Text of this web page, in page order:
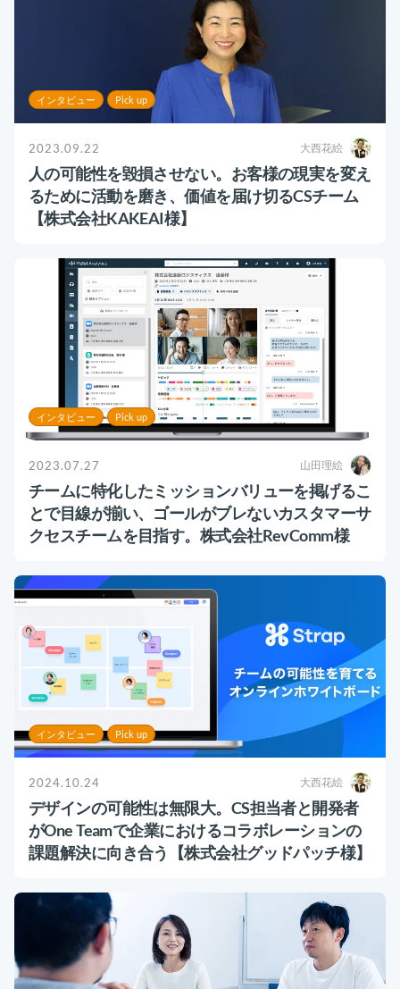
インタビュー Pick up
2023.09.22 大西花絵
人の可能性を毀損させない。お客様の現実を変え
るために活動を磨き、価値を届け切るCSチーム
【株式会社KAKEAI様】
インタビュー Pick up
2023.07.27 山田理絵
チームに特化したミッションバリューを掲げるこ
とで目線が揃い、ゴールがブレないカスタマーサ
クセスチームを目指す。株式会社RevComm様
インタビュー Pick up
2024.10.24 大西花絵
デザインの可能性は無限大。CS担当者と開発者
がOne Teamで企業におけるコラボレーションの
課題解決に向き合う【株式会社グッドパッチ様】